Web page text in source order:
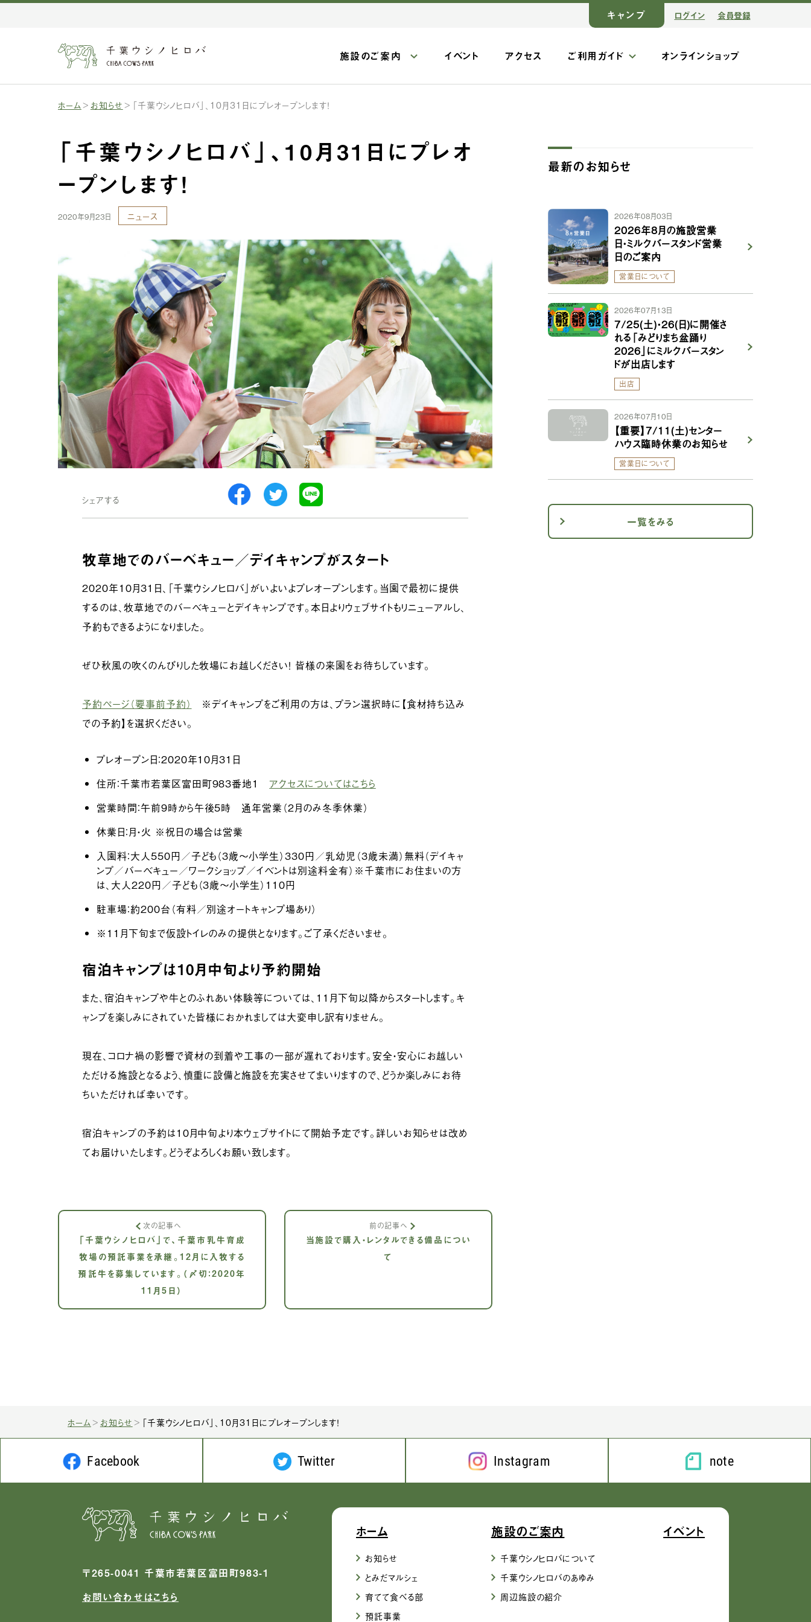
キャンプ ログイン 会員登録
施設のご案内 イベント アクセス ご利用ガイド オンラインショップ
ホーム お知らせ 「千葉ウシノヒロバ」、10月31日にプレオープンします！
「千葉ウシノヒロバ」、10月31日にプレオ
ープンします！
2020年9月23日 ニュース
シェアする
牧草地でのバーベキュー／デイキャンプがスタート
2020年10月31日、「千葉ウシノヒロバ」がいよいよプレオープンします。当園で最初に提供
するのは、牧草地でのバーベキューとデイキャンプです。本日よりウェブサイトもリニューアルし、
予約もできるようになりました。
ぜひ秋風の吹くのんびりした牧場にお越しください！ 皆様の来園をお待ちしています。
予約ページ（要事前予約）
※デイキャンプをご利用の方は、プラン選択時に【食材持ち込み
での予約】を選択ください。
プレオープン日：2020年10月31日
住所：千葉市若葉区富田町983番地1アクセスについてはこちら
営業時間：午前9時から午後5時 通年営業（２月のみ冬季休業）
休業日：月・火 ※祝日の場合は営業
入園料：大人550円／子ども（3歳〜小学生）330円／乳幼児（3歳未満）無料（デイキャ
ンプ／バーベキュー／ワークショップ／イベントは別途料金有）※千葉市にお住まいの方
は、大人220円／子ども（3歳〜小学生）110円
駐車場：約200台（有料／別途オートキャンプ場あり）
※11月下旬まで仮設トイレのみの提供となります。ご了承くださいませ。
宿泊キャンプは10月中旬より予約開始
また、宿泊キャンプや牛とのふれあい体験等については、11月下旬以降からスタートします。キ
ャンプを楽しみにされていた皆様におかれましては大変申し訳有りません。
現在、コロナ禍の影響で資材の到着や工事の一部が遅れております。安全・安心にお越しい
ただける施設となるよう、慎重に設備と施設を充実させてまいりますので、どうか楽しみにお待
ちいただければ幸いです。
宿泊キャンプの予約は10月中旬より本ウェブサイトにて開始予定です。詳しいお知らせは改め
てお届けいたします。どうぞよろしくお願い致します。
次の記事へ
「千葉ウシノヒロバ」で、千葉市乳牛育成
牧場の預託事業を承継。12月に入牧する
預託牛を募集しています。（〆切：2020年
11月5日）
前の記事へ
当施設で購入・レンタルできる備品につい
て
最新のお知らせ
2026年08月03日
2026年8月の施設営業
日・ミルクバースタンド営業
日のご案内
営業日について
2026年07月13日
7/25(土)・26(日)に開催さ
れる「みどりまち盆踊り
2026」にミルクバースタン
ドが出店します
出店
2026年07月10日
【重要】7/11(土)センター
ハウス臨時休業のお知らせ
営業日について
一覧をみる
ホーム お知らせ 「千葉ウシノヒロバ」、10月31日にプレオープンします！
Facebook Twitter Instagram note
〒265-0041 千葉市若葉区富田町983-1
お問い合わせはこちら
ホーム
お知らせ
とみだマルシェ
育てて食べる部
預託事業
施設のご案内
千葉ウシノヒロバについて
千葉ウシノヒロバのあゆみ
周辺施設の紹介
イベント